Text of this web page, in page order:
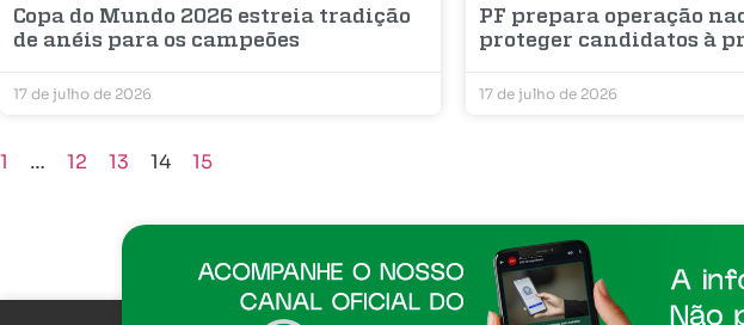
Copa do Mundo 2026 estreia tradição
de anéis para os campeões
17 de julho de 2026
PF prepara operação
proteger candidatos à
17 de julho de 2026
1 … 12 13 14 15